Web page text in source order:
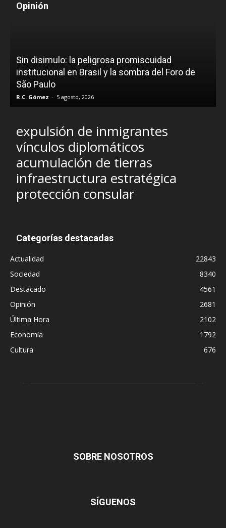
Opinión
Sin disimulo: la peligrosa promiscuidad
institucional en Brasil y la sombra del Foro de
São Paulo
R.C. Gómez - 5 agosto, 2026
expulsión de inmigrantes
vínculos diplomáticos
acumulación de tierras
infraestructura estratégica
protección consular
Categorías destacadas
Actualidad
22843
Sociedad
8340
Destacado
4561
Opinión
2681
Última Hora
2102
Economía
1792
Cultura
676
SOBRE NOSOTROS
SÍGUENOS